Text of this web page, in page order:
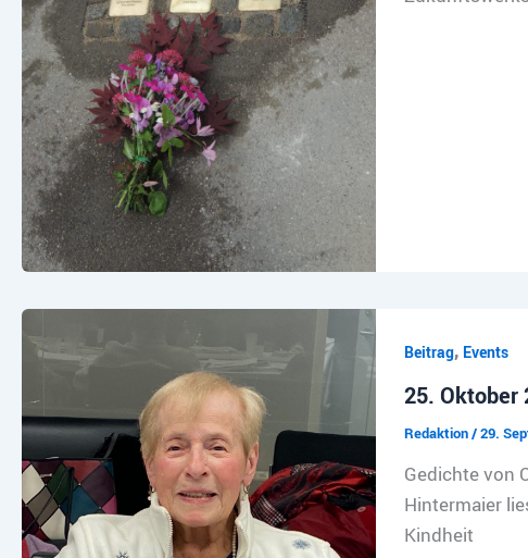
Beitrag, Events
25. Oktober
Redaktion/29.
Gedichte von
Hintermaier
Kindheit